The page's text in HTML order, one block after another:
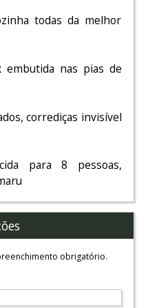
todas da melhor
embutida nas pias de
corrediças invisível
para 8 pessoas,
obrigatório.